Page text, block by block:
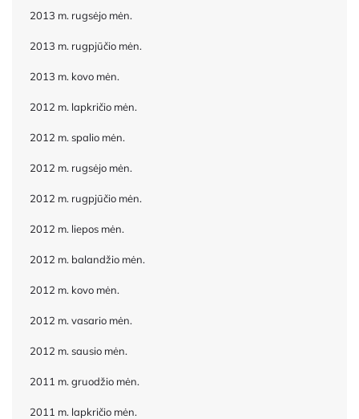
2013 m. rugsėjo mėn.
2013 m. rugpjūčio mėn.
2013 m. kovo mėn.
2012 m. lapkričio mėn.
2012 m. spalio mėn.
2012 m. rugsėjo mėn.
2012 m. rugpjūčio mėn.
2012 m. liepos mėn.
2012 m. balandžio mėn.
2012 m. kovo mėn.
2012 m. vasario mėn.
2012 m. sausio mėn.
2011 m. gruodžio mėn.
2011 m. lapkričio mėn.